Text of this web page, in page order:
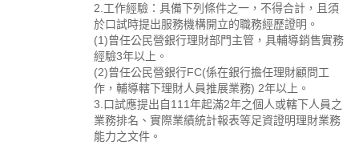
2.工作經驗：具備下列條件之一，不得合計，且須
於口試時提出服務機構開立的職務經歷證明。
(1)曾任公民營銀行理財部門主管，具輔導銷售實務
經驗3年以上。
(2)曾任公民營銀行FC(係在銀行擔任理財顧問工
作，輔導轄下理財人員推展業務) 2年以上。
3.口試應提出自111年起滿2年之個人或轄下人員之
業務排名、實際業績統計報表等足資證明理財業務
能力之文件。